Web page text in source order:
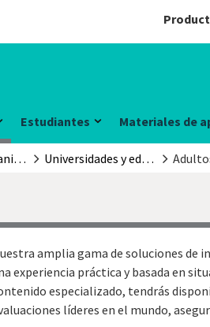
Estudiantes Materiales de
Docentes y organizaciones Universidades y educación superior
amplia gama de soluciones de
experiencia práctica y basada en
especializado, tendrás
líderes en el mundo,